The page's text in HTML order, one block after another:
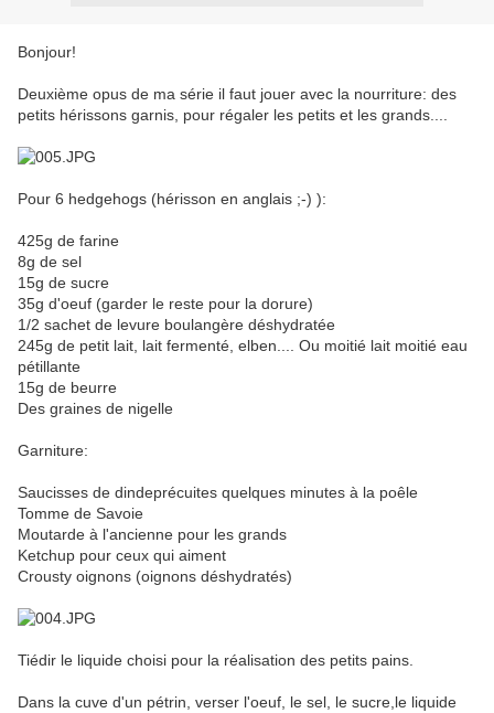
Bonjour!
Deuxième opus de ma série il faut jouer avec la nourriture: des
petits hérissons garnis, pour régaler les petits et les grands....
Pour 6 hedgehogs (hérisson en anglais ;-) ):
425g de farine
8g de sel
15g de sucre
35g d'oeuf (garder le reste pour la dorure)
1/2 sachet de levure boulangère déshydratée
245g de petit lait, lait fermenté, elben.... Ou moitié lait moitié eau
pétillante
15g de beurre
Des graines de nigelle
Garniture:
Saucisses de dindeprécuites quelques minutes à la poêle
Tomme de Savoie
Moutarde à l'ancienne pour les grands
Ketchup pour ceux qui aiment
Crousty oignons (oignons déshydratés)
Tiédir le liquide choisi pour la réalisation des petits pains.
Dans la cuve d'un pétrin, verser l'oeuf, le sel, le sucre,le liquide